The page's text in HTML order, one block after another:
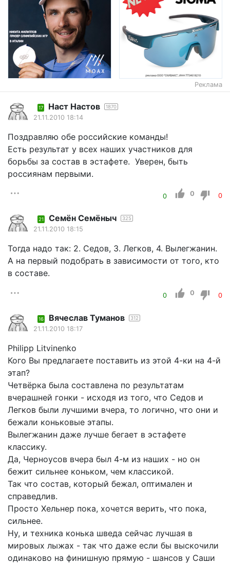
Реклама
17 Наст Настов 1870
21.11.2010 18:14
Поздравляю обе российские команды!
Есть результат у всех наших участников для
борьбы за состав в эстафете. Уверен, быть
россиянам первыми.
0 0 0
21 Семён Семёныч 325
21.11.2010 18:15
Тогда надо так: 2. Седов, 3. Легков, 4. Вылегжанин.
А на первый подобрать в зависимости от того, кто
в составе.
0 0 0
16 Вячеслав Туманов 312
21.11.2010 18:17
Philipp Litvinenko
Кого Вы предлагаете поставить из этой 4-ки на 4-й
этап?
Четвёрка была составлена по результатам
вчерашней гонки - исходя из того, что Седов и
Легков были лучшими вчера, то логично, что они и
бежали коньковые этапы.
Вылегжанин даже лучше бегает в эстафете
классику.
Да, Черноусов вчера был 4-м из наших - но он
бежит сильнее коньком, чем классикой.
Так что состав, который бежал, оптимален и
справедлив.
Просто Хельнер пока, хочется верить, что пока,
сильнее.
Ну, и техника конька шведа сейчас лучшая в
мировых лыжах - так что даже если бы выскочили
одинаково на финишную прямую - шансов у Саши